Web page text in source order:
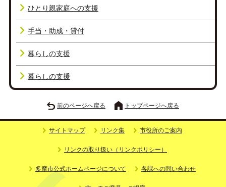
ひとり親家庭への支援
手当・助成・貸付
暮らしの支援
暮らしの支援
前のページへ戻る トップページへ戻る
サイトマップ リンク集 市役所のご案内
リンクの取り扱い（リンクポリシー）
多摩市公式ホームページについて 各課への問い合わせ